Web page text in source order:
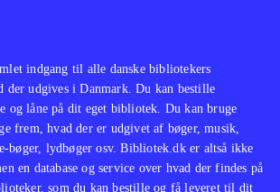
indgang til alle danske bibliotekers
der udgives i Danmark. Du kan bestille
og låne på dit eget bibliotek. Du kan bruge
frem, hvad der er udgivet af bøger, musik,
bøger, lydbøger osv. Bibliotek.dk er altså ikke
en database og service over hvad der findes på
som du kan bestille og få leveret til dit